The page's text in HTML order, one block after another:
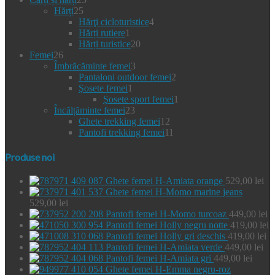
produse
Hărți25
de
produse
Hărţi cicloturistice44
Hărți rutiere1
produs
Hărți turistice20
Femei2626
de
produse
Îmbrăcăminte femei3
produse
Pantaloni outdoor femei2
Şosete femei1
produs
Şosete sport femei1
Încălțăminte femei23
de
produse
Ghete trekking femei12
produse
Pantofi trekking femei11
Produse noi
Ghete femei H-Amiata orange 529,00 lei
Ghete femei H-Momo marine jeans
529,00 lei
Pantofi femei H-Momo turcoaz 449,00 lei
Pantofi femei Holly negru notte 419,00 lei
Pantofi femei Holly gri deschis 419,00 lei
Pantofi femei H-Amiata verde 449,00 lei
Pantofi femei H-Amiata gri 449,00 lei
Ghete femei H-Emma negru-roz